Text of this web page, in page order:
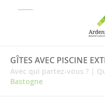
GÎTES AVEC PISCINE
Avec qui partez-vous ? |
Bastogne